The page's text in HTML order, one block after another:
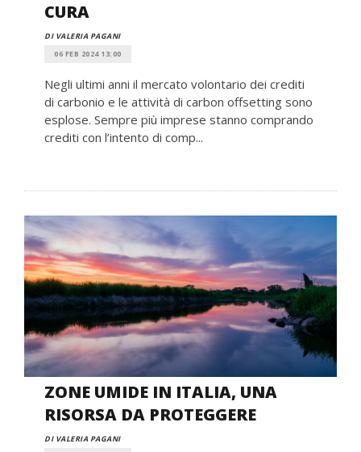
CURA
DI VALERIA PAGANI
06 FEB 2024 13:00
Negli ultimi anni il mercato volontario dei crediti
di carbonio e le attività di carbon offsetting sono
esplose. Sempre più imprese stanno comprando
crediti con l’intento di comp...
ZONE UMIDE IN ITALIA, UNA
RISORSA DA PROTEGGERE
DI VALERIA PAGANI